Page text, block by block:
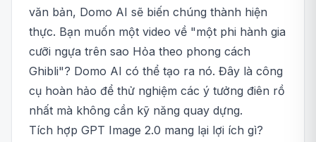
văn bản, Domo AI sẽ biến chúng thành hiện
thực. Bạn muốn một video về "một phi hành gia
cưỡi ngựa trên sao Hỏa theo phong cách
Ghibli"? Domo AI có thể tạo ra nó. Đây là công
cụ hoàn hảo để thử nghiệm các ý tưởng điên rồ
nhất mà không cần kỹ năng quay dựng.
Tích hợp GPT Image 2.0 mang lại lợi ích gì?